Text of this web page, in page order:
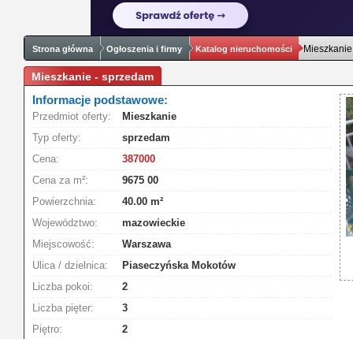
Strona główna Ogłoszenia i firmy Katalog nieruchomości
Mieszkanie - sprzedam
Informacje podstawowe:
Przedmiot oferty:
Mieszkanie
Typ oferty:
sprzedam
Cena:
387000
Cena za m²:
9675 00
Powierzchnia:
40.00 m²
Województwo:
mazowieckie
Miejscowość:
Warszawa
Ulica / dzielnica:
Piaseczyńska Mokotów
Liczba pokoi:
2
Liczba pięter:
3
Piętro:
2